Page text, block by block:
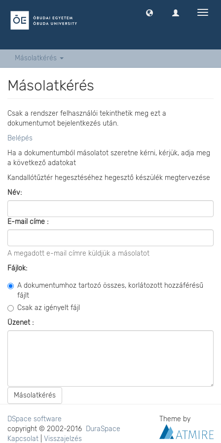
Másolatkérés
Másolatkérés
Csak a rendszer felhasználói tekinthetik meg ezt a
dokumentumot bejelentkezés után.
Belépés
Ha a dokumentumból másolatot szeretne kérni, kérjük, adja meg
a következő adatokat
Kandallótűztér hegesztéséhez hegesztő készülék megtervezése
Név:
E-mail címe :
A megadott e-mail címre küldjük a másolatot
Fájlok:
A dokumentumhoz tartozó összes, korlátozott hozzáférésű
fájlt
Csak az igényelt fájl
Üzenet :
Másolatkérés
DSpace software
copyright © 2002-2016 DuraSpace
Kapcsolat
Visszajelzés
Theme by